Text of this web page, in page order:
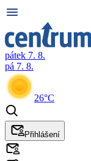
pátek 7. 8.
pá 7. 8.
26°C
Přihlášení